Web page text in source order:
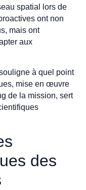
spatial lors de
ont non
mais ont
aux
à quel point
mise en œuvre
de la mission, sert
des